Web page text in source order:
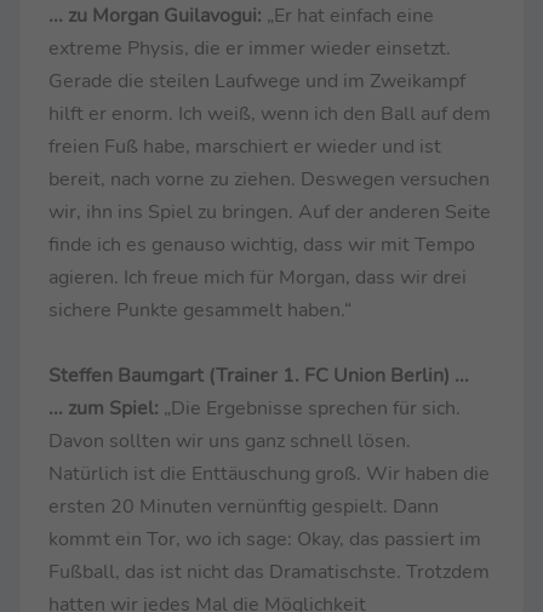
... zu Morgan Guilavogui: „Er hat einfach eine
extreme Physis, die er immer wieder einsetzt.
Gerade die steilen Laufwege und im Zweikampf
hilft er enorm. Ich weiß, wenn ich den Ball auf dem
freien Fuß habe, marschiert er wieder und ist
bereit, nach vorne zu ziehen. Deswegen versuchen
wir, ihn ins Spiel zu bringen. Auf der anderen Seite
finde ich es genauso wichtig, dass wir mit Tempo
agieren. Ich freue mich für Morgan, dass wir drei
sichere Punkte gesammelt haben.“
Steffen Baumgart (Trainer 1. FC Union Berlin) ...
... zum Spiel: „Die Ergebnisse sprechen für sich.
Davon sollten wir uns ganz schnell lösen.
Natürlich ist die Enttäuschung groß. Wir haben die
ersten 20 Minuten vernünftig gespielt. Dann
kommt ein Tor, wo ich sage: Okay, das passiert im
Fußball, das ist nicht das Dramatischste. Trotzdem
hatten wir jedes Mal die Möglichkeit